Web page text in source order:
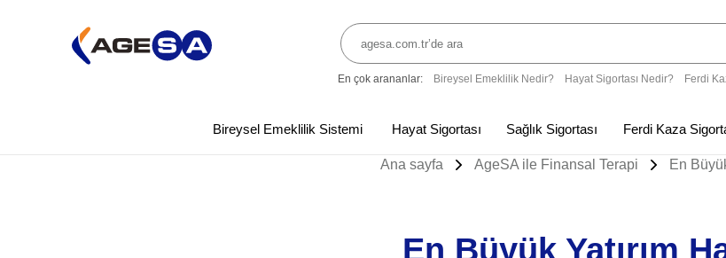
En çok arananlar: Bireysel Emeklilik Nedir? Hayat Sigortası Nedir? Ferdi
Bireysel Emeklilik Sistemi Hayat Sigortası Sağlık Sigortası Ferdi Kaza
Ana sayfa AgeSA ile Finansal Terapi En
En Büyük Yatırım